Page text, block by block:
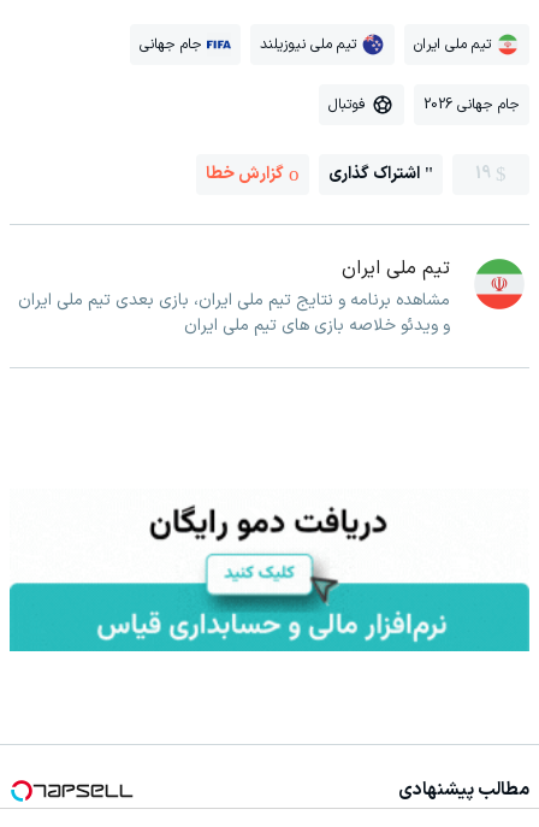
تیم ملی ایران تیم ملی نیوزیلند جام جهانی
جام جهانی 2026 فوتبال
19 اشتراک گذاری گزارش خطا
تیم ملی ایران
مشاهده برنامه و نتایج تیم ملی ایران، بازی بعدی تیم ملی ایران
و ویدئو خلاصه بازی های تیم ملی ایران
مطالب پیشنهادی